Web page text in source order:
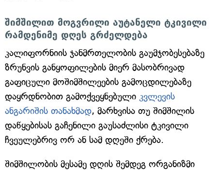
შიმშილით მოგვრილი აუტანელი ტკივილი
რამდენიმე დღეს გრძელდება
კალიფორნიის ჯანმრთელობის გაუმჯობესებაზე
ზრუნვის განყოფილების მიერ მასობრივად
გაფიცული მოშიმშილეების გამოცდილებაზე
დაყრდნობით გამოქვეყნებული კვლევის
ანგარიშის თანახმად, მარხვისა თუ შიმშილის
დაწყებისას გაჩენილი გაუსაძლისი ტკივილი
ჩვეულებრივ ორ ან სამ დღეში ქრება.
შიმშილობის მესამე დღის შემდეგ ორგანიზმი